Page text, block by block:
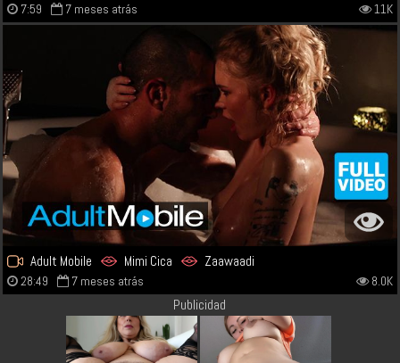
7:59 7 meses atrás 11K
Adult Mobile Mimi Cica Zaawaadi
28:49 7 meses atrás 8.0K
Publicidad